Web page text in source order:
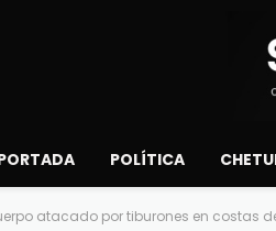
POLÍTICA
atacado por tiburones en costas